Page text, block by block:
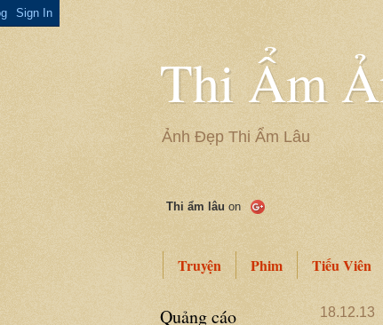
Thi Ẩm
Ảnh Đẹp Thi Ẩm Lâu
Thi ẩm lâu on
Truyện Phim Tiếu Viên
18.12.13
Quảng cáo